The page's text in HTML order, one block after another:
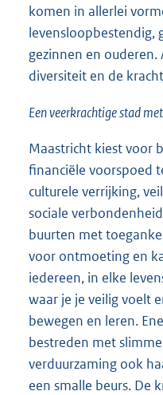
komen in allerlei
levensloopbestendig,
gezinnen en
diversiteit en de
Een veerkrachtige stad
Maastricht kiest voor
financiële voorspoed
culturele verrijking,
sociale
buurten met
voor ontmoeting en
iedereen, in elke
waar je je veilig voelt
bewegen en leren.
bestreden met
verduurzaming ook
een smalle beurs. De